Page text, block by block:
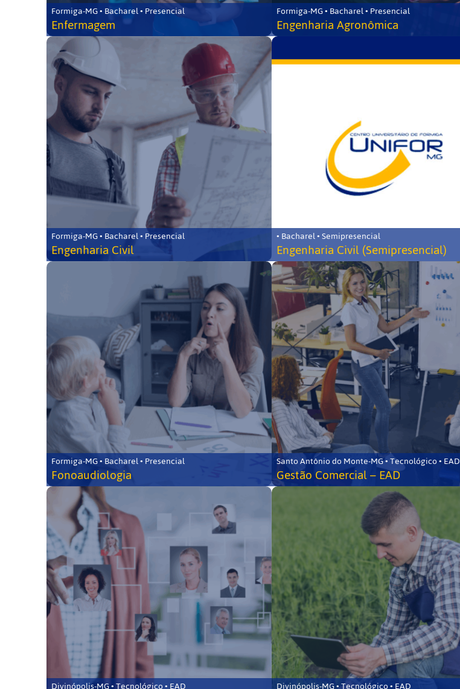
Formiga-MG • Bacharel • Presencial
Enfermagem
Formiga-MG • Bacharel • Presencial
Engenharia Agronômica
Formiga-MG • Bacharel • Presencial
Engenharia Civil
• Bacharel • Semipresencial
Engenharia Civil (Semipresencial)
Formiga-MG • Bacharel • Presencial
Fonoaudiologia
Santo Antônio do Monte-MG • Tecnológico • EAD
Gestão Comercial – EAD